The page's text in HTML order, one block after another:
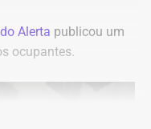
Alerta publicou um
ocupantes.